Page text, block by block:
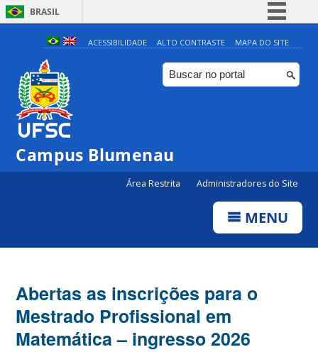
BRASIL
Simplifique!
Comunica BR
Participe
ACESSIBILIDADE ALTO CONTRASTE MAPA DO SITE
Campus Blumenau
Área Restrita Administradores do Site
MENU
Abertas as inscrições para o
Mestrado Profissional em
Matemática – ingresso 2026